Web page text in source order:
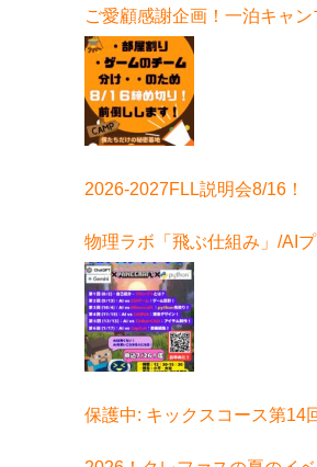
ご愛顧感謝企画！一泊キャ
はこちら！
2026-2027FLL説明会8/16！
物理ラボ「飛ぶ仕組み」/AI
まる！
保護中: キックスコース第14